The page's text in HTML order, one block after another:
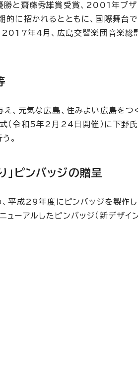
と齋藤秀雄賞受賞、2001年ブザ
的に招かれるとともに、国際舞台
年4月、広島交響楽団音楽総
、元気な広島、住みよい広島を
（令和5年2月24日開催）に下野
。
」ピンバッジの贈呈
、平成29年度にピンバッジを製作
ーアルしたピンバッジ（新デザイ